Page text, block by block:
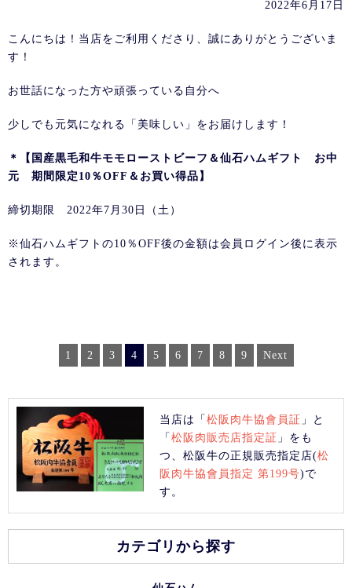
2022年6月17日
こんにちは！当店をご利用くださり、誠にありがとうございま
す！
お世話になった方や頑張っている自分へ
少しでも元気になれる「美味しい」をお届けします！
＊【国産黒毛和牛モモローストビーフ＆仙石ハムギフト お中
元 期間限定10％OFF＆お買い得品】
締切期限 2022年7月30日（土）
※仙石ハムギフトの10％OFF後の金額は会員ログイン後に表示
されます。
1 2 3 4 5 6 7 8 9 Next
当店は「松阪肉牛協會員証 」と
「松阪肉販売店指定証 」をも
つ、松阪牛の正規販売指定店(松
阪肉牛協會員指定 第199号)で
す。
カテゴリから探す